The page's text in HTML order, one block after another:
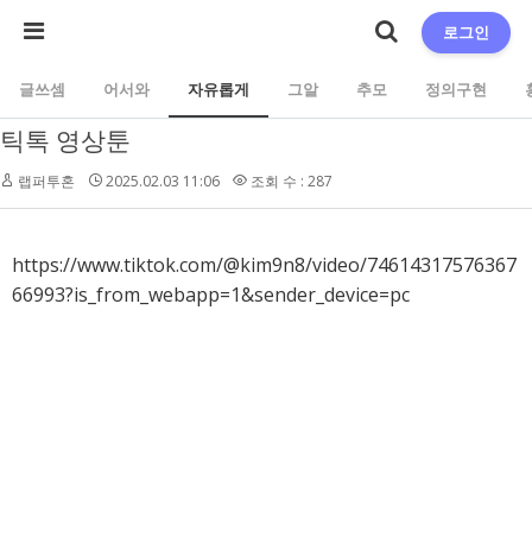
글쓰셈 어서와 자유롭게 그알 추모 정의구현
로그인
틱톡 영상툰
랩퍼투혼 2025.02.03 11:06 조회 수 : 287
https://www.tiktok.com/@kim9n8/video/74614317576367
66993?is_from_webapp=1&sender_device=pc